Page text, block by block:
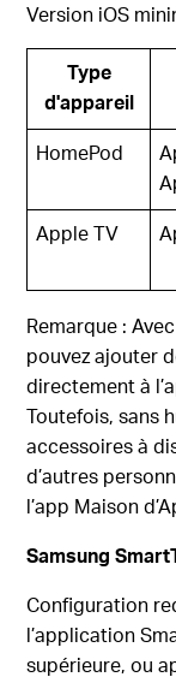
Version iOS
Type
d'appareil
HomePod
Apple TV
Remarque :
pouvez ajouter
directement à
Toutefois, sans
accessoires à
d’autres
l’app Maison
Samsung
Configuration
l’application
supérieure, ou